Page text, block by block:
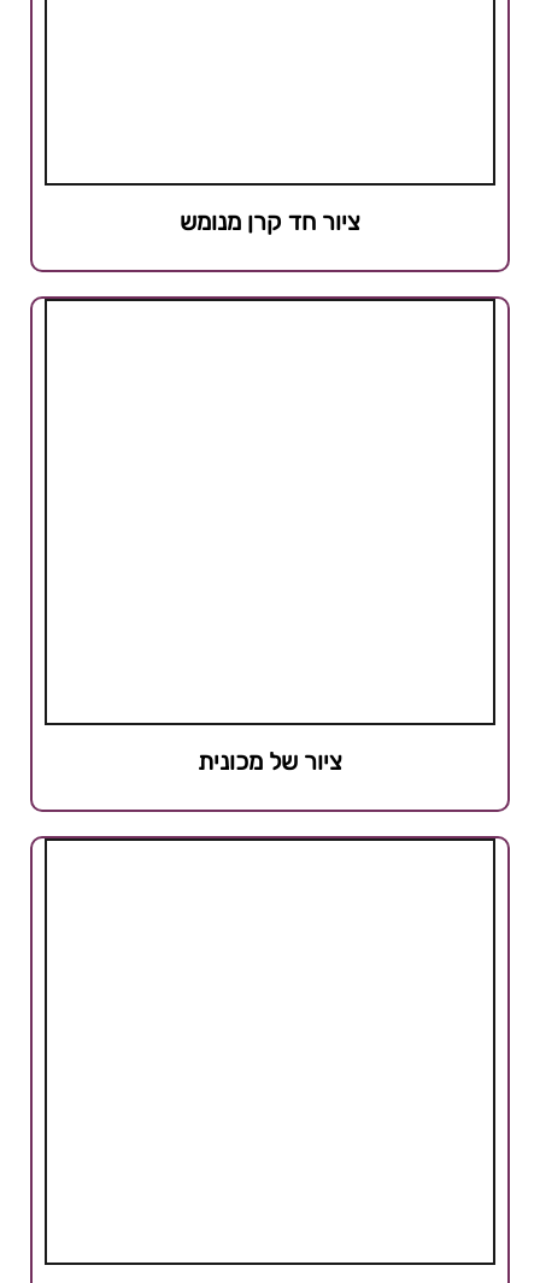
ציור חד קרן מנומש
ציור של מכונית